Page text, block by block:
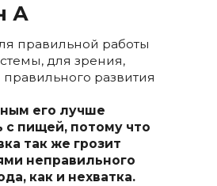
А
правильной работы
для зрения,
правильного развития
его лучше
с пищей, потому что
так же грозит
неправильного
как и нехватка.